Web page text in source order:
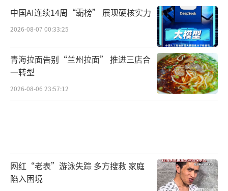
中国AI连续14周“霸榜” 展现硬核实力
2026-08-07 00:33:25
青海拉面告别“兰州拉面” 推进三店合
一转型
2026-08-06 23:57:12
网红“老表”游泳失踪 多方搜救 家庭
陷入困境